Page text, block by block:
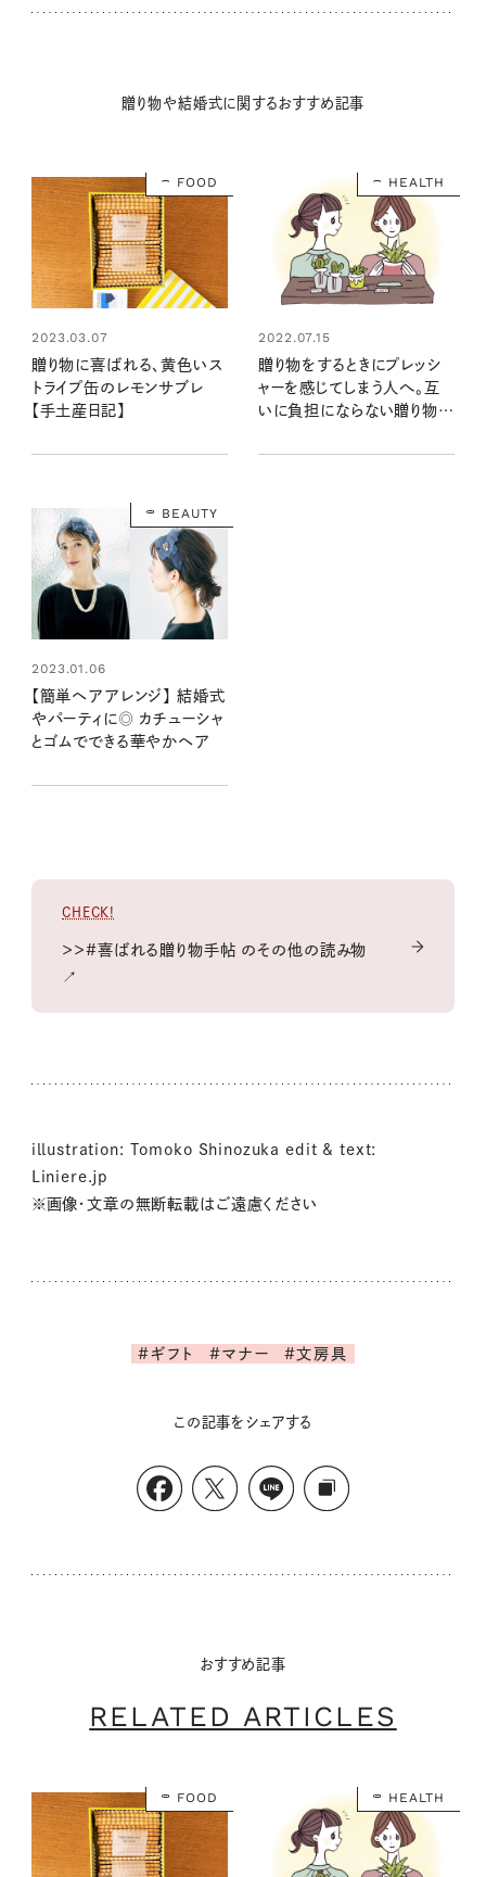
贈り物や結婚式に関するおすすめ記事
FOOD
2023.03.07
贈り物に喜ばれる、黄色いス
トライプ缶のレモンサブレ
【手土産日記】
HEALTH
2022.07.15
贈り物をするときにプレッシ
ャーを感じてしまう人へ。互
いに負担にならない贈り物の
BEAUTY
2023.01.06
【簡単ヘアアレンジ】 結婚式
やパーティに◎ カチューシャ
とゴムでできる華やかヘア
CHECK!
＞＞#喜ばれる贈り物手帖 のその他の読み物
↗
illustration: Tomoko Shinozuka edit & text:
Liniere.jp
※画像・文章の無断転載はご遠慮ください
#ギフト #マナー #文房具
この記事をシェアする
おすすめ記事
RELATED ARTICLES
FOOD HEALTH